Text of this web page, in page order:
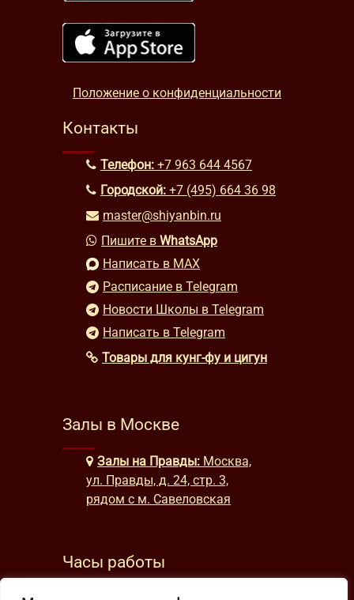
Положение о конфиденциальности
Контакты
Телефон: +7 963 644 4567
Городской: +7 (495) 664 36 98
master@shiyanbin.ru
Пишите в WhatsApp
Написать в MAX
Расписание в Telegram
Новости Школы в Telegram
Написать в Telegram
Товары для кунг-фу и цигун
Залы в Москве
Залы на Правды: Москва,
ул. Правды, д. 24, стр. 3,
рядом с м. Савеловская
Часы работы
будни: с 9:00 до 22:00